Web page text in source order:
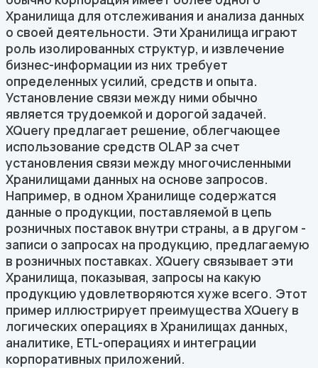
Хранилища для отслеживания и анализа данных
о своей деятельности. Эти Хранилища играют
роль изолированных структур, и извлечение
бизнес-информации из них требует
определенных усилий, средств и опыта.
Установление связи между ними обычно
является трудоемкой и дорогой задачей.
XQuery предлагает решение, облегчающее
использование средств OLAP за счет
установления связи между многочисленными
Хранилищами данных на основе запросов.
Например, в одном Хранилище содержатся
данные о продукции, поставляемой в цепь
розничных поставок внутри страны, а в другом -
записи о запросах на продукцию, предлагаемую
в розничных поставках. XQuery связывает эти
Хранилища, показывая, запросы на какую
продукцию удовлетворяются хуже всего. Этот
пример иллюстрирует преимущества XQuery в
логических операциях в Хранилищах данных,
аналитике, ETL-операциях и интеграции
корпоративных приложений.